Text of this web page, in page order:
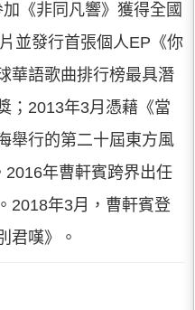
《非同凡響》獲得全國
並發行首張個人EP《你
華語歌曲排行榜最具潛
；2013年3月憑藉《當
舉行的第二十屆東方風
2016年曹軒賓跨界出任
2018年3月，曹軒賓登
君嘆》。